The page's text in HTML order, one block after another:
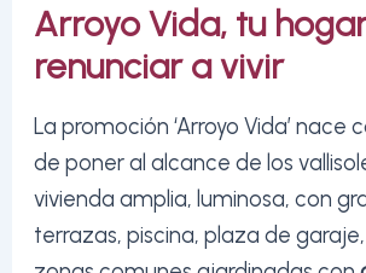
Arroyo Vida, tu
renunciar a vivir
La promoción ‘Arroyo Vida’ nace
de poner al alcance de los
vivienda amplia, luminosa, con
terrazas, piscina, plaza de